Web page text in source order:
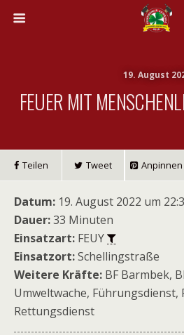
19. August
FEUER MIT
Teilen Tweet Anpinnen
Datum: 19. August 2022 um
Dauer:33 Minuten
Einsatzart: FEUY
Einsatzort:Schellingstraße
Weitere Kräfte: BF Barmbek,
Umweltwache, Führungsdienst,
Rettungsdienst